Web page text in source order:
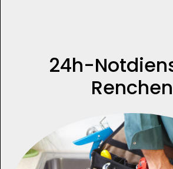
24h-
Renchen